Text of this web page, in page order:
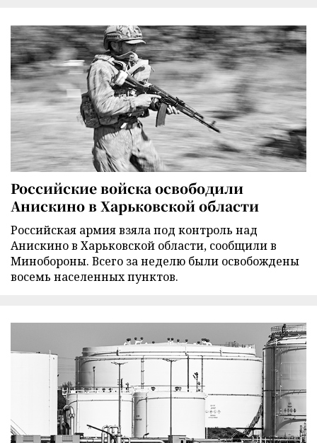
Российские войска освободили
Анискино в Харьковской области
Российская армия взяла под контроль над
Анискино в Харьковской области, сообщили в
Минобороны. Всего за неделю были освобождены
восемь населенных пунктов.